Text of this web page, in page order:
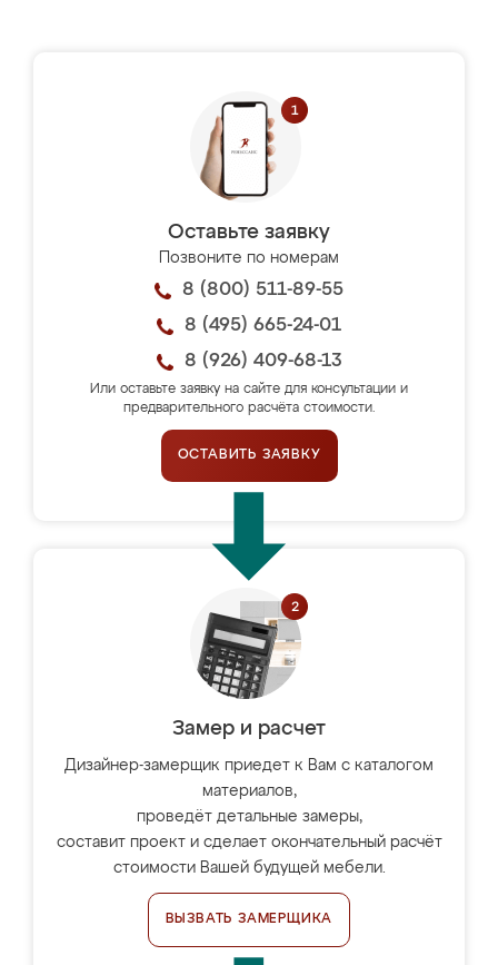
Оставьте заявку
Позвоните по номерам
8 (800) 511-89-55
8 (495) 665-24-01
8 (926) 409-68-13
Или оставьте заявку на сайте для консультации и
предварительного расчёта стоимости.
ОСТАВИТЬ ЗАЯВКУ
Замер и расчет
Дизайнер-замерщик приедет к Вам с каталогом
материалов,
проведёт детальные замеры,
составит проект и сделает окончательный расчёт
стоимости Вашей будущей мебели.
ВЫЗВАТЬ ЗАМЕРЩИКА